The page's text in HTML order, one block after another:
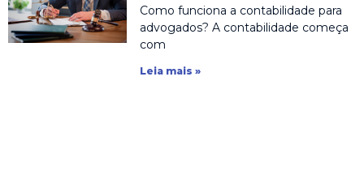
Como funciona a contabilidade para
advogados? A contabilidade começa
com
Leia mais »